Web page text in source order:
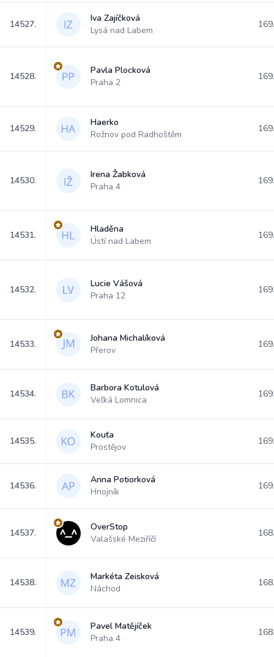
14527.
Iva Zajíčková
Lysá nad Labem
14528.
Pavla Plocková
Praha 2
14529.
Haerko
Rožnov pod Radhoštěm
14530.
Irena Žabková
Praha 4
14531.
Hladěna
Ústí nad Labem
14532.
Lucie Vášová
Praha 12
14533.
Johana Michalíková
Přerov
14534.
Barbora Kotulová
Veľká Lomnica
14535.
Kouťa
Prostějov
14536.
Anna Potiorková
Hnojník
14537.
OverStop
Valašské Meziříčí
14538.
Markéta Zeisková
Náchod
14539.
Pavel Matějíček
Praha 4